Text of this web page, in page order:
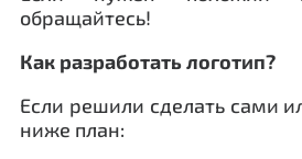
обращайтесь!
Как разработать логотип?
Если решили сделать сами
ниже план: